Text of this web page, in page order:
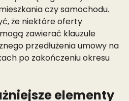
czy samochodu.
że niektóre oferty
zawierać klauzule
przedłużenia umowy na
po zakończeniu okresu
elementy